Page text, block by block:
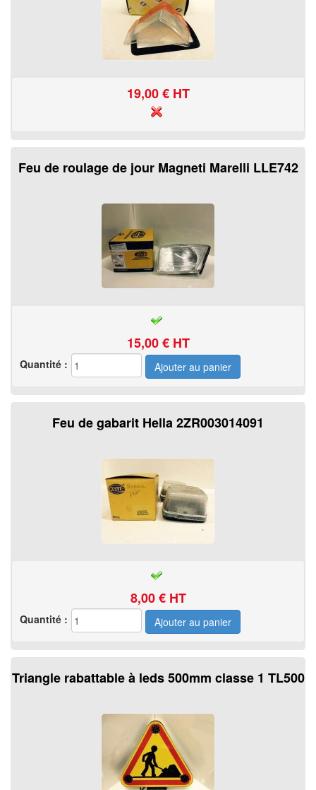
19,00€ HT
Feu de roulage de jour Magneti Marelli LLE742
15,00€ HT
Quantité :
Feu de gabarit Hella 2ZR003014091
8,00€ HT
Quantité :
Triangle rabattable à leds 500mm classe 1 TL500